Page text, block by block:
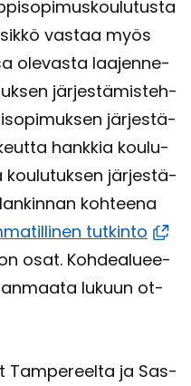
vas­taa myös
ole­vas­ta laa­jen­ne­
jär­jes­tä­mis­teh­
jär­jes­tä­
hank­kia kou­lu­
kou­lu­tuk­sen jär­jes­tä­
koh­tee­na
tut­kin­to
osat. Koh­dea­lu­ee­
lu­kuun ot­
Tam­pe­reel­ta ja Sas­